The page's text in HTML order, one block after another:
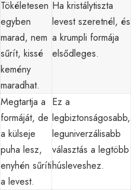
Tökéletesen
egyben
marad, nem
sűrít, kissé
kemény
maradhat.
Ha kristálytiszta
levest szeretnél, és
a krumpli formája
elsődleges.
Megtartja a
formáját, de
a külseje
puha lesz,
enyhén sűríti
a levest.
Ez a
legbiztonságosabb,
leguniverzálisabb
választás a legtöbb
húsleveshez.